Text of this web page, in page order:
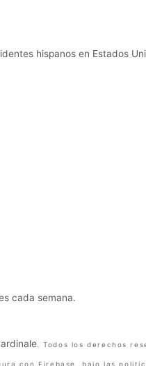
hispanos en Estados
cada semana.
. Todos los derechos
con Firebase, bajo las